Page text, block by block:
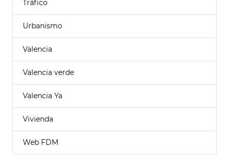
Tráfico
Urbanismo
Valencia
Valencia verde
Valencia Ya
Vivienda
Web FDM